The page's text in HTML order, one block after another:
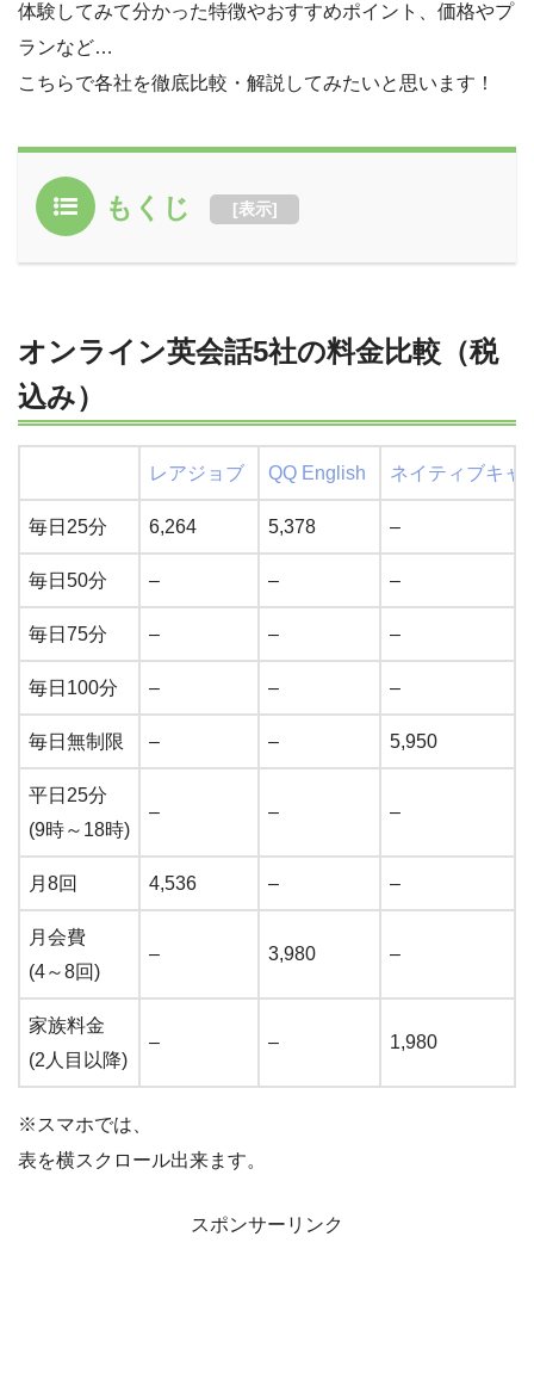
体験してみて分かった特徴やおすすめポイント、価格やプ
ランなど…
こちらで各社を徹底比較・解説してみたいと思います！
もくじ [表示]
オンライン英会話5社の料金比較（税
込み）
レアジョブ QQ English ネイティブキャ
毎日25分 6,264 5,378 –
毎日50分 – – –
毎日75分 – – –
毎日100分 – – –
毎日無制限 – – 5,950
平日25分
(9時～18時)
– – –
月8回 4,536 – –
月会費
(4～8回)
– 3,980 –
家族料金
(2人目以降)
– – 1,980
※スマホでは、
表を横スクロール出来ます。
スポンサーリンク